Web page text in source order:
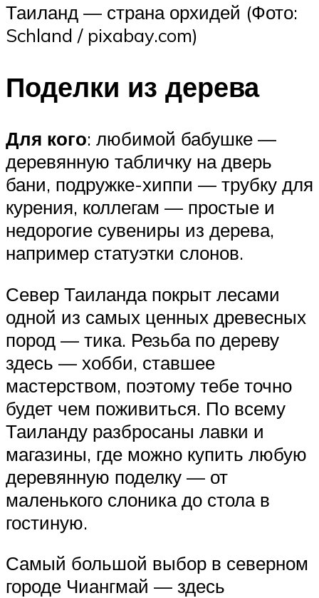
Таиланд — страна орхидей (Фото:
Schland / pixabay.com)
Поделки из дерева
Для кого: любимой бабушке —
деревянную табличку на дверь
бани, подружке-хиппи — трубку для
курения, коллегам — простые и
недорогие сувениры из дерева,
например статуэтки слонов.
Север Таиланда покрыт лесами
одной из самых ценных древесных
пород — тика. Резьба по дереву
здесь — хобби, ставшее
мастерством, поэтому тебе точно
будет чем поживиться. По всему
Таиланду разбросаны лавки и
магазины, где можно купить любую
деревянную поделку — от
маленького слоника до стола в
гостиную.
Самый большой выбор в северном
городе Чиангмай — здесь